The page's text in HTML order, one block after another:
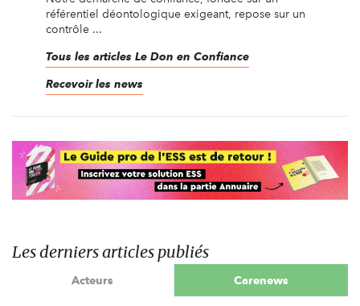
référentiel déontologique exigeant, repose sur un
contrôle ...
Tous les articles Le Don en Confiance
Recevoir les news
Les derniers articles publiés
Acteurs Carenews